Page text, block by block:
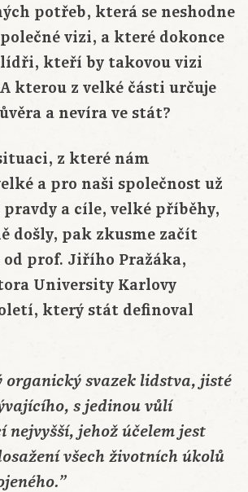
potřeb, která se neshodne
vizi, a které dokonce
kteří by takovou vizi
kterou z velké části určuje
a nevíra ve stát?
z které nám
a pro naši společnost už
a cíle, velké příběhy,
došly, pak zkusme začít
prof. Jiřího Pražáka,
University Karlovy
který stát definoval
organický svazek lidstva, jisté
s jedinou vůlí
nejvyšší, jehož účelem jest
všech životních úkolů